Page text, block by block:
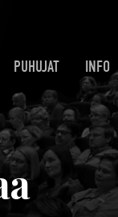
PUHUJAT INFO